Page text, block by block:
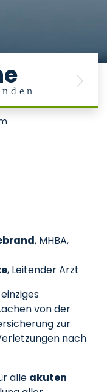
Next
, MHBA,
, Leitender Arzt
von der
zur
nach
alle akuten